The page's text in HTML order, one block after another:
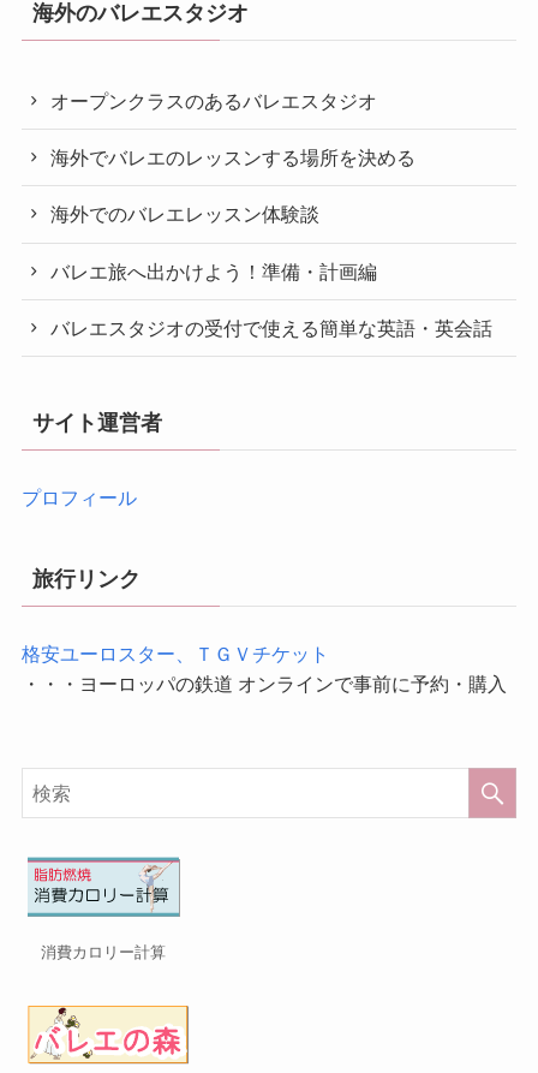
海外のバレエスタジオ
オープンクラスのあるバレエスタジオ
海外でバレエのレッスンする場所を決める
海外でのバレエレッスン体験談
バレエ旅へ出かけよう！準備・計画編
バレエスタジオの受付で使える簡単な英語・英会話
サイト運営者
プロフィール
旅行リンク
格安ユーロスター、ＴＧＶチケット
・・・ヨーロッパの鉄道 オンラインで事前に予約・購入
消費カロリー計算